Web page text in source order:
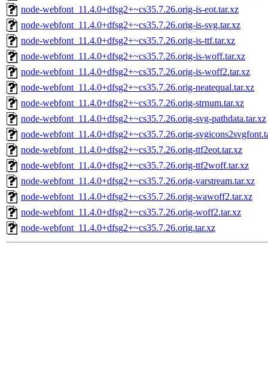
node-webfont_11.4.0+dfsg2+~cs35.7.26.orig-is-eot.tar.xz
node-webfont_11.4.0+dfsg2+~cs35.7.26.orig-is-svg.tar.xz
node-webfont_11.4.0+dfsg2+~cs35.7.26.orig-is-ttf.tar.xz
node-webfont_11.4.0+dfsg2+~cs35.7.26.orig-is-woff.tar.xz
node-webfont_11.4.0+dfsg2+~cs35.7.26.orig-is-woff2.tar.xz
node-webfont_11.4.0+dfsg2+~cs35.7.26.orig-neatequal.tar.xz
node-webfont_11.4.0+dfsg2+~cs35.7.26.orig-strnum.tar.xz
node-webfont_11.4.0+dfsg2+~cs35.7.26.orig-svg-pathdata.tar.xz
node-webfont_11.4.0+dfsg2+~cs35.7.26.orig-
node-webfont_11.4.0+dfsg2+~cs35.7.26.orig-ttf2eot.tar.xz
node-webfont_11.4.0+dfsg2+~cs35.7.26.orig-ttf2woff.tar.xz
node-webfont_11.4.0+dfsg2+~cs35.7.26.orig-varstream.tar.xz
node-webfont_11.4.0+dfsg2+~cs35.7.26.orig-wawoff2.tar.xz
node-webfont_11.4.0+dfsg2+~cs35.7.26.orig-woff2.tar.xz
node-webfont_11.4.0+dfsg2+~cs35.7.26.orig.tar.xz